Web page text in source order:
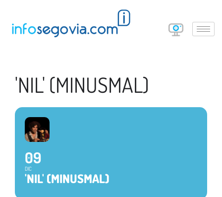
'NIL' (MINUSMAL)
09
DIC
'NIL' (MINUSMAL)